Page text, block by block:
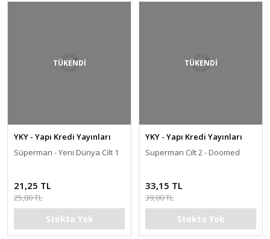
TÜKENDİ
YKY - Yapı Kredi Yayınları
Süperman - Yeni Dünya Cilt 1
21,25 TL
25,00 TL
Stokta Yok
TÜKENDİ
YKY - Yapı Kredi Yayınları
Superman Cilt 2 - Doomed
33,15 TL
39,00 TL
Stokta Yok